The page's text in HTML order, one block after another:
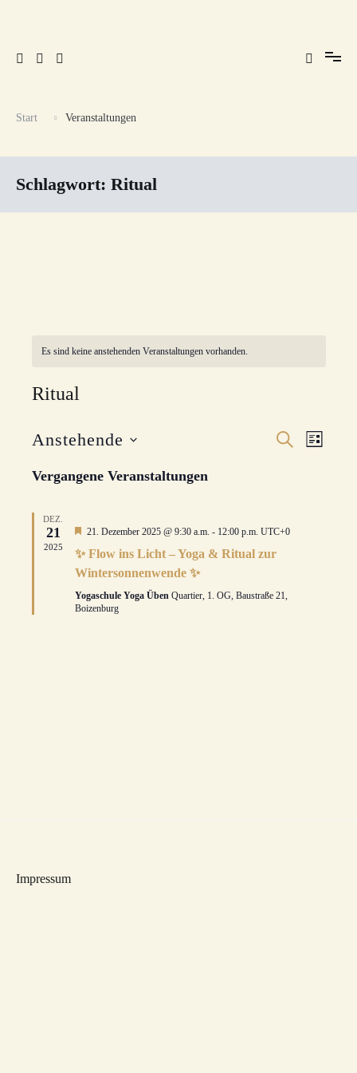
Start Veranstaltungen
Schlagwort: Ritual
Es sind keine anstehenden Veranstaltungen vorhanden.
Ritual
SUCHE
LISTE
Anstehende
wählen.
Vergangene Veranstaltungen
DEZ.
21
2025
Hervorgehoben
21. Dezember 2025 @ 9:30 a.m. - 12:00 p.m. UTC+0
✨ Flow ins Licht – Yoga & Ritual zur
Wintersonnenwende ✨
Yogaschule Yoga Üben Quartier, 1. OG, Baustraße 21,
Boizenburg
Impressum